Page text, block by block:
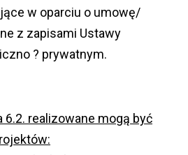
w oparciu o umowę/
z zapisami Ustawy
? prywatnym.
6.2. realizowane mogą być